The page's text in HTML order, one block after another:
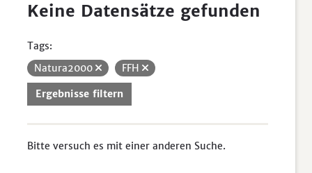
Keine Datensätze gefunden
Tags:
Natura2000
FFH
Ergebnisse filtern
Bitte versuch es mit einer anderen Suche.